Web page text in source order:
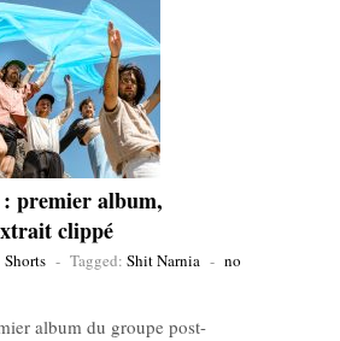
premier album,
clippé
Shorts - Tagged: Shit Narnia - no
album du groupe post-